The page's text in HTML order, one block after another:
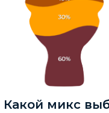
Какой микс